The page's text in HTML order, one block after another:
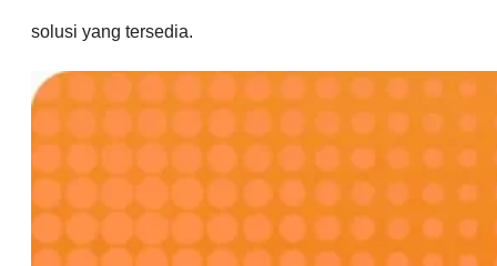
solusi yang tersedia.